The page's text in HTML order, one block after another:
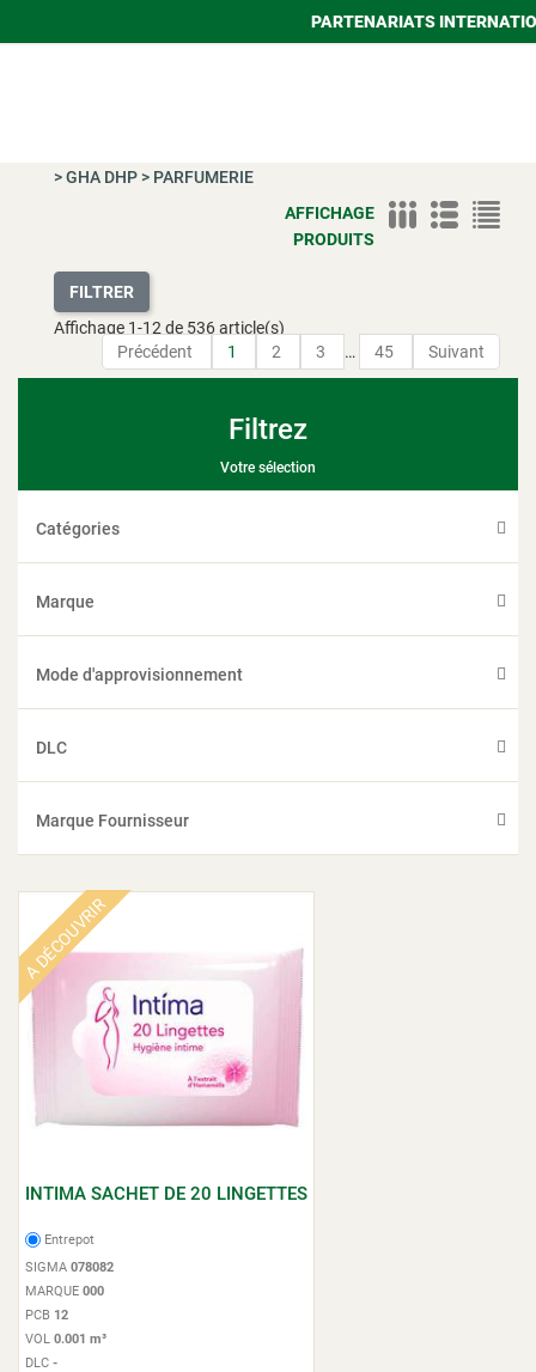
PARTENARIATS
>GHA DHP> PARFUMERIE
AFFICHAGE
PRODUITS
FILTRER
Affichage 1-12 de 536 article(s)
Précédent
1 2 3 … 45 Suivant
Filtrez
Votre sélection
Catégories
Marque
Mode d'approvisionnement
DLC
Marque Fournisseur
A DÉCOUVRIR
INTIMA SACHET DE 20 LINGETTES
Entrepot
SIGMA 078082
MARQUE 000
PCB 12
VOL 0.001 m³
DLC -